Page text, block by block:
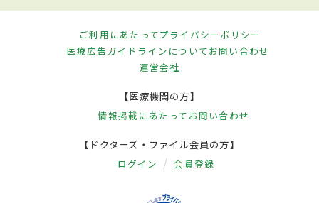
ご利用にあたってプライバシーポリシー
医療広告ガイドラインについてお問い合わせ
運営会社
【医療機関の方】
情報掲載にあたって お問い合わせ
【ドクターズ・ファイル会員の方】
ログイン 会員登録